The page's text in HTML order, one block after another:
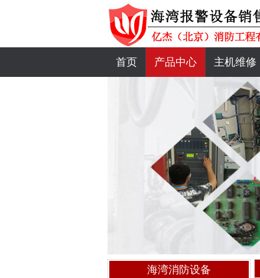
首页 产品中心 主机维修
海湾消防设备